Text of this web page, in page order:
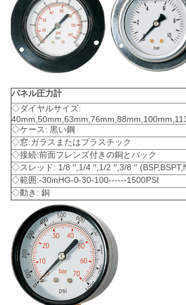
パネル圧力計
◇ダイヤルサイズ:
◇ケース: 黒い鋼
◇窓:ガラスまたはプラスチック
◇接続:前面フレンズ付きの銅とバック
◇スレッド: 1/8 ′′,1/4 ′′,1/2 ′′,3/8 ′′
◇範囲:-30inHG-0-30-100------1500PSI
◇動き: 銅